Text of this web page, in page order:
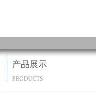
产品展示
PRODUCTS